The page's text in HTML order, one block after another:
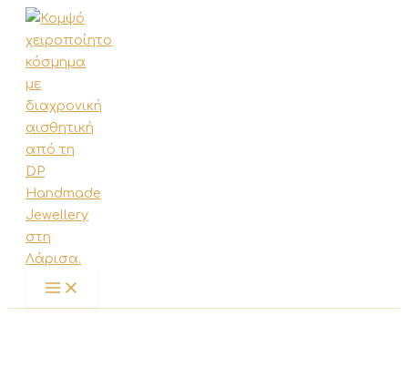
Μετάβαση
στο
περιεχόμενο